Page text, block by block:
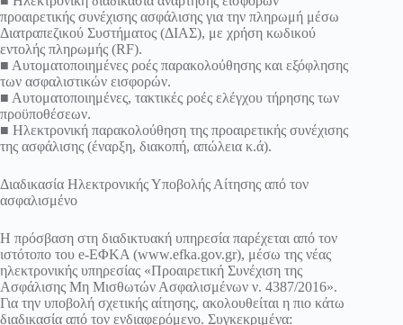
προαιρετικής συνέχισης ασφάλισης για την πληρωμή μέσω
Διατραπεζικού Συστήματος (ΔΙΑΣ), με χρήση κωδικού
εντολής πληρωμής (RF).
■ Αυτοματοποιημένες ροές παρακολούθησης και εξόφλησης
των ασφαλιστικών εισφορών.
■ Αυτοματοποιημένες, τακτικές ροές ελέγχου τήρησης των
προϋποθέσεων.
■ Ηλεκτρονική παρακολούθηση της προαιρετικής συνέχισης
της ασφάλισης (έναρξη, διακοπή, απώλεια κ.ά).
Διαδικασία Ηλεκτρονικής Υποβολής Αίτησης από τον
ασφαλισμένο
Η πρόσβαση στη διαδικτυακή υπηρεσία παρέχεται από τον
ιστότοπο του e-ΕΦΚΑ (www.efka.gov.gr), μέσω της νέας
ηλεκτρονικής υπηρεσίας «Προαιρετική Συνέχιση της
Ασφάλισης Μη Μισθωτών Ασφαλισμένων ν. 4387/2016».
Για την υποβολή σχετικής αίτησης, ακολουθείται η πιο κάτω
διαδικασία από τον ενδιαφερόμενο. Συγκεκριμένα: